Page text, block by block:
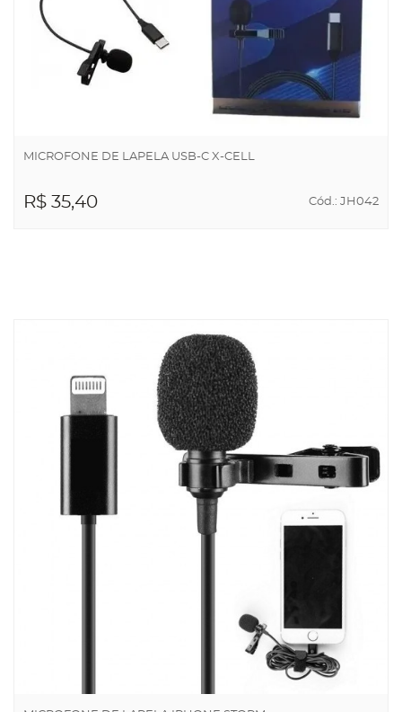
MICROFONE DE LAPELA USB-C X-CELL
R$ 35,40 Cód.: JH042